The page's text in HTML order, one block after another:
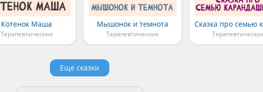
Котенок Маша
Терапевтические
Мышонок и темнота
Терапевтические
Еще сказки